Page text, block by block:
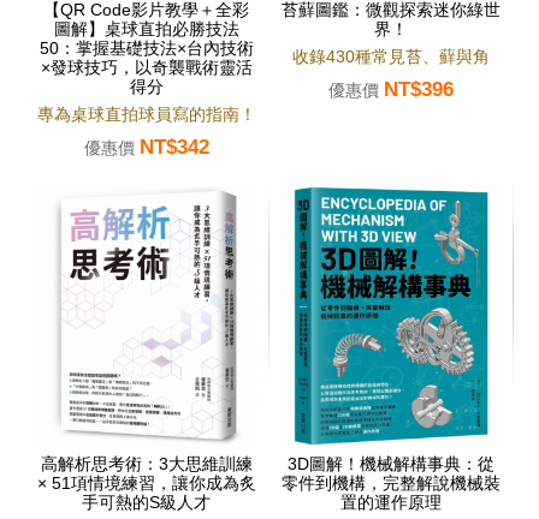
【QR Code影片教學＋全彩
圖解】桌球直拍必勝技法
50：掌握基礎技法×台內技術
×發球技巧，以奇襲戰術靈活
得分
專為桌球直拍球員寫的指南！
優惠價 NT$342
苔蘚圖鑑：微觀探索迷你綠世
界！
收錄430種常見苔、蘚與角
蘚。
優惠價 NT$396
高解析思考術：3大思維訓練
× 51項情境練習，讓你成為炙
手可熱的S級人才
3D圖解！機械解構事典：從
零件到機構，完整解說機械裝
置的運作原理